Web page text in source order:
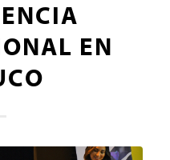
EN